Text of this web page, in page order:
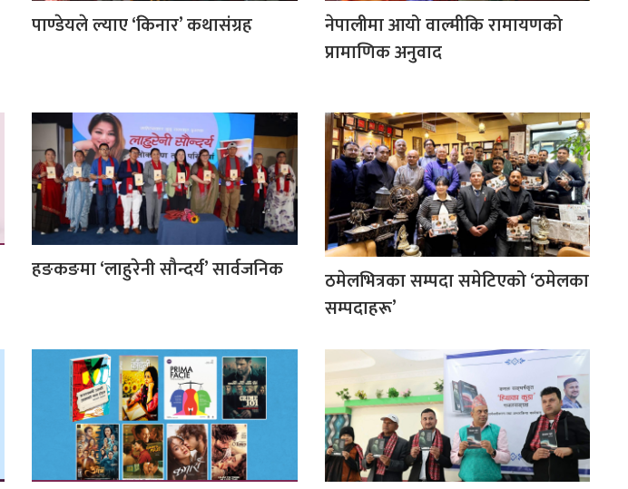
पाण्डेयले ल्याए ‘किनार’ कथासंग्रह
नेपालीमा आयो वाल्मीकि रामायणको
प्रामाणिक अनुवाद
हङकङमा ‘लाहुरेनी सौन्दर्य’ सार्वजनिक
ठमेलभित्रका सम्पदा समेटिएको ‘ठमेलका
सम्पदाहरू’